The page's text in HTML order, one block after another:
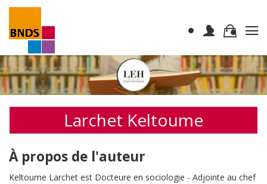
Larchet Keltoume
À propos de l'auteur
Keltoume Larchet est Docteure en sociologie - Adjointe au chef